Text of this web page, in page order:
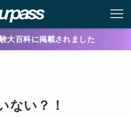
大百科に掲載されました
ない？！